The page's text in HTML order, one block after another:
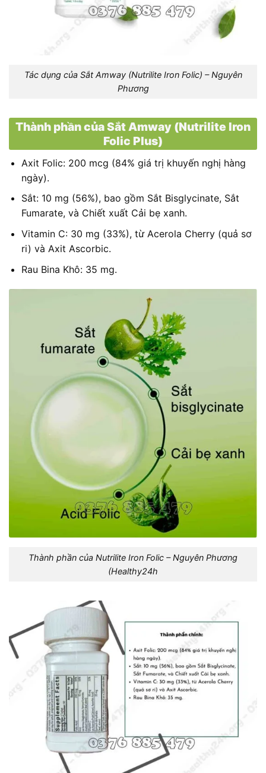
Tác dụng của Sắt Amway (Nutrilite Iron Folic) – Nguyên
Phương
Thành phần của Sắt Amway (Nutrilite Iron
Folic Plus)
Axit Folic: 200 mcg (84% giá trị khuyến nghị hàng
ngày).
Sắt: 10 mg (56%), bao gồm Sắt Bisglycinate, Sắt
Fumarate, và Chiết xuất Cải bẹ xanh.
Vitamin C: 30 mg (33%), từ Acerola Cherry (quả sơ
ri) và Axit Ascorbic.
Rau Bina Khô: 35 mg.
Thành phần của Nutrilite Iron Folic – Nguyên Phương
(Healthy24h